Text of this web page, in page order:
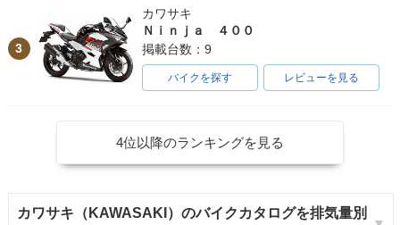
3
カワサキ
Ｎｉｎｊａ ４００
掲載台数：9
バイクを探す レビューを見る
4位以降のランキングを見る
カワサキ（KAWASAKI）のバイクカタログを排気量別